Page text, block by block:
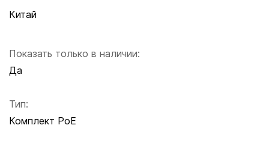
Китай
Показать только в наличии:
Да
Тип:
Комплект PoE